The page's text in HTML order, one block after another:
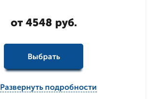
от 4548 руб.
Выбрать
Развернуть подробности